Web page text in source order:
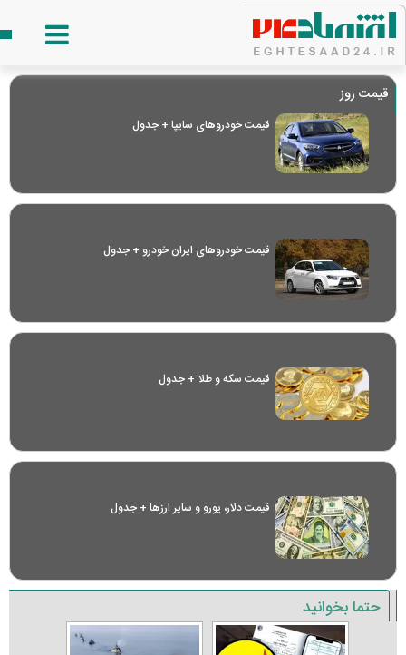
قیمت روز
قیمت خودرو‌های سایپا + جدول
قیمت خودرو‌های ایران خودرو + جدول
قیمت سکه و طلا + جدول
قیمت دلار، یورو و سایر ارز‌ها + جدول
حتما بخوانید